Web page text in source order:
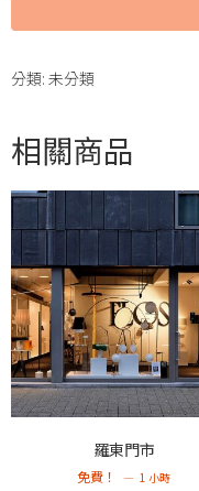
分類: 未分類
相關商品
羅東門市
免費！ 1 小時